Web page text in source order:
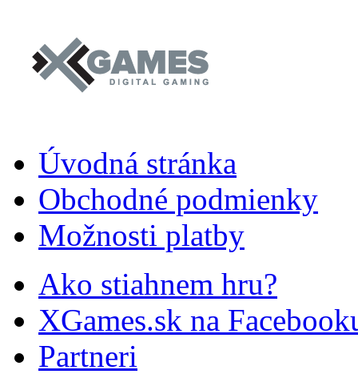
Úvodná stránka
Obchodné podmienky
Možnosti platby
Ako stiahnem hru?
XGames.sk na
Partneri